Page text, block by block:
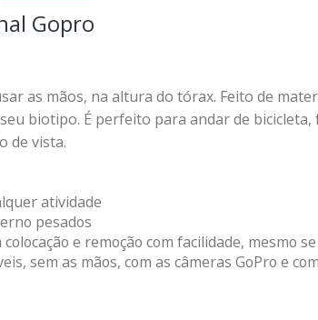
Gopro
as mãos, na altura do tórax. Feito de
biotipo. É perfeito para andar de
de vista.
atividade
pesados
e remoção com facilidade, mesmo
sem as mãos, com as câmeras GoPro e